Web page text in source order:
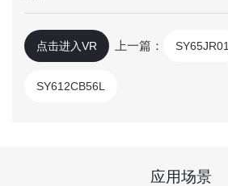
点击进入VR 上一篇： SY65JR01
SY612CB56L
应用场景